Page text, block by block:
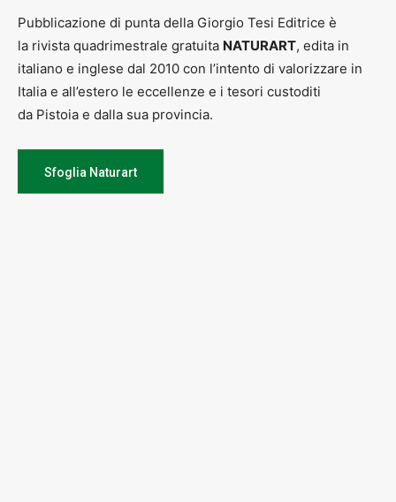
Pubblicazione di punta della Giorgio Tesi Editrice è
la rivista quadrimestrale gratuita NATURART, edita in
italiano e inglese dal 2010 con l’intento di valorizzare in
Italia e all’estero le eccellenze e i tesori custoditi
da Pistoia e dalla sua provincia.
Sfoglia Naturart